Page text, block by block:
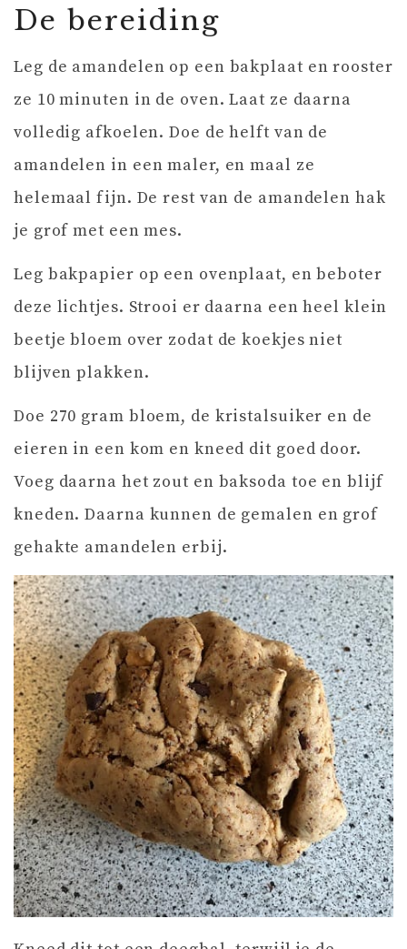
De bereiding
Leg de amandelen op een bakplaat en rooster
ze 10 minuten in de oven. Laat ze daarna
volledig afkoelen. Doe de helft van de
amandelen in een maler, en maal ze
helemaal fijn. De rest van de amandelen hak
je grof met een mes.
Leg bakpapier op een ovenplaat, en beboter
deze lichtjes. Strooi er daarna een heel klein
beetje bloem over zodat de koekjes niet
blijven plakken.
Doe 270 gram bloem, de kristalsuiker en de
eieren in een kom en kneed dit goed door.
Voeg daarna het zout en baksoda toe en blijf
kneden. Daarna kunnen de gemalen en grof
gehakte amandelen erbij.